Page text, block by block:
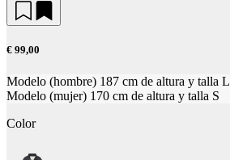
€ 99,00
Modelo (hombre) 187 cm de altura y talla L
Modelo (mujer) 170 cm de altura y talla S
Color